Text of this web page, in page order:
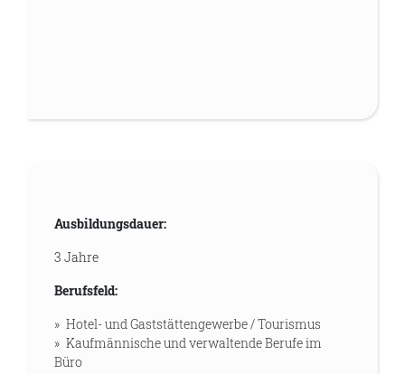
Ausbildungsdauer:
3 Jahre
Berufsfeld:
Hotel- und Gaststättengewerbe / Tourismus
Kaufmännische und verwaltende Berufe im
Büro